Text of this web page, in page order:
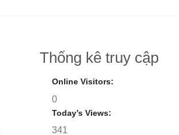
Thống kê truy cập
Online Visitors:
0
Today’s Views:
341